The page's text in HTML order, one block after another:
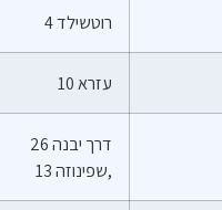
רוטשילד 4
עזרא 10
דרך יבנה 26
,שפינוזה 13